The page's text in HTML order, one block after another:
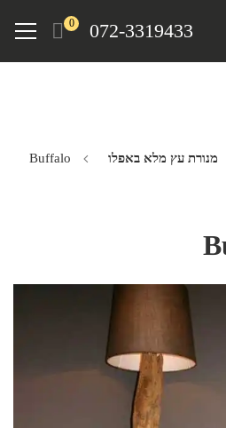
072-3319433
0
Menu
מנורת עץ מלא באפלו
Buffalo